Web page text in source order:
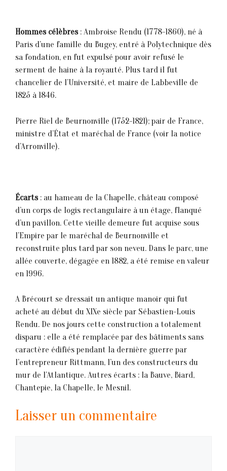
Hommes cé1èbres: Ambroise Rendu (1778-1860), né à
Paris d’une famille du Bugey, entré à Polytechnique dès
sa fondation, en fut expulsé pour avoir refusé le
serment de haine à la royauté. Plus tard il fut
chancelier de l’Université, et maire de Labbeville de
1825 à 1846.
Pierre Riel de Beurnonville (1752-1821); pair de France,
ministre d’État et maréchal de France (voir la notice
d’Arronville).
Écarts: au hameau de la Chapelle, château composé
d’un corps de logis rectangulaire à un étage, flanqué
d’un pavillon. Cette vieille demeure fut acquise sous
l’Empire par le maréchal de Beurnonville et
reconstruite plus tard par son neveu. Dans le parc, une
allée couverte, dégagée en 1882, a été remise en valeur
en 1996.
A Brécourt se dressait un antique manoir qui fut
acheté au début du XIXe siècle par Sébastien-Louis
Rendu. De nos jours cette construction a totalement
disparu : elle a été remplacée par des bâtiments sans
caractère édifiés pendant la dernière guerre par
l’entrepreneur Rittmann, l’un des constructeurs du
mur de l’Atlantique. Autres écarts : la Bauve, Biard,
Chantepie, la Chapelle, le Mesnil.
Laisser un commentaire